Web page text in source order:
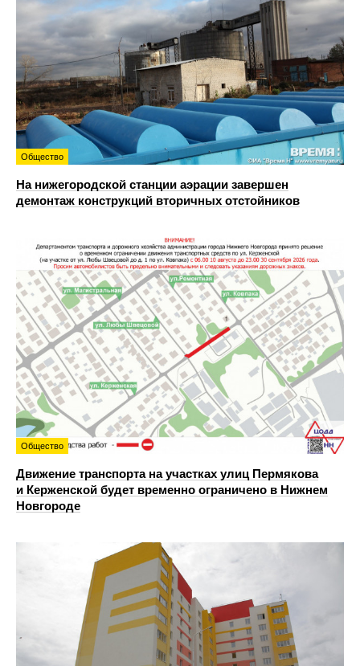
Общество
На нижегородской станции аэрации завершен
демонтаж конструкций вторичных отстойников
Общество
Движение транспорта на участках улиц Пермякова
и Керженской будет временно ограничено в Нижнем
Новгороде